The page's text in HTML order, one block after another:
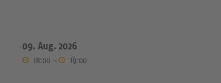
09. Aug. 2026
18:00 - 19:00